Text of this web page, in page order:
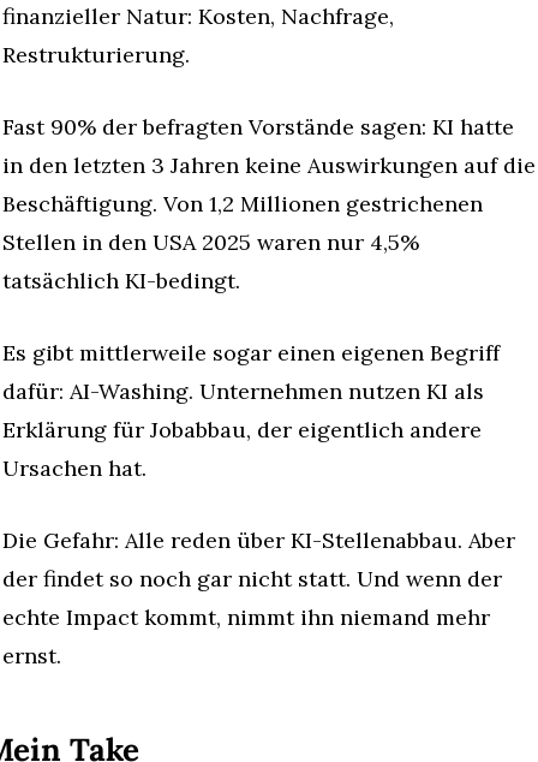
finanzieller Natur: Kosten, Nachfrage,
Restrukturierung.
Fast 90% der befragten Vorstände sagen: KI hatte
in den letzten 3 Jahren keine Auswirkungen auf die
Beschäftigung. Von 1,2 Millionen gestrichenen
Stellen in den USA 2025 waren nur 4,5%
tatsächlich KI-bedingt.
Es gibt mittlerweile sogar einen eigenen Begriff
dafür: AI-Washing. Unternehmen nutzen KI als
Erklärung für Jobabbau, der eigentlich andere
Ursachen hat.
Die Gefahr: Alle reden über KI-Stellenabbau. Aber
der findet so noch gar nicht statt. Und wenn der
echte Impact kommt, nimmt ihn niemand mehr
ernst.
Take